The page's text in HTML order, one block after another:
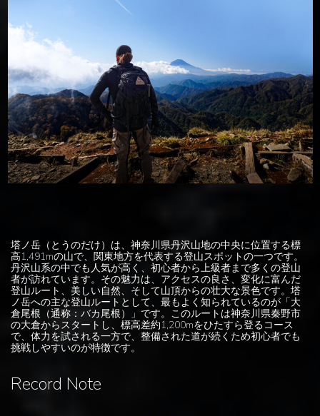
塔ノ岳（とうのだけ）は、神奈川県丹沢山地の中央に位置する標
高1,491mの山で、関東地方を代表する登山スポットの一つです。
丹沢山系の中でも人気が高く、初心者から上級者まで多くの登山
者が訪れています。その魅力は、アクセスの良さ、変化に富んだ
登山ルート、美しい自然、そして山頂からの壮大な景色です。塔
ノ岳への主な登山ルートとして、最もよく知られているのが「大
倉尾根（通称：バカ尾根）」です。このルートは神奈川県秦野市
の大倉からスタートし、標高差約1,200mをひたすら登るコース
で、体力を試される一方で、整備された道が続くため初心者でも
挑戦しやすいのが特徴です。
Record Note